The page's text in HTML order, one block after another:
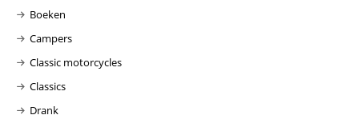
Boeken
Campers
Classic motorcycles
Classics
Drank